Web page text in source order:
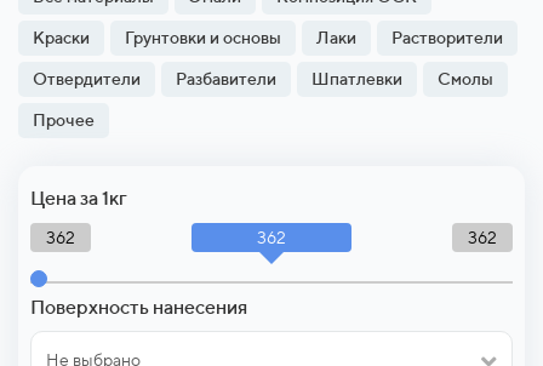
Краски Грунтовки и основы Лаки Растворители
Отвердители Разбавители Шпатлевки Смолы
Прочее
Цена за 1кг
362 362 362
Поверхность нанесения
Не выбрано